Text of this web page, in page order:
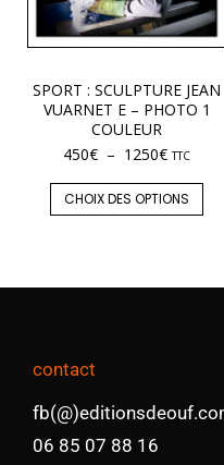
SPORT : SCULPTURE JEAN
VUARNET E – PHOTO 1
COULEUR
450€ – 1250€ TTC
CHOIX DES OPTIONS
contact
06 85 07 88 16